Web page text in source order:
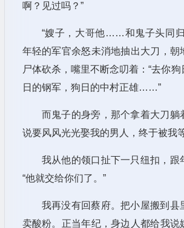
啊？见过吗？”
“嫂子，大哥他……和鬼子头同
年轻的军官余怒未消地抽出大刀，朝
尸体砍杀，嘴里不断念叨着：“去你
日的钢军，狗日的中村正雄……”
而鬼子的身旁，那个拿着大刀躺
说要风风光光娶我的男人，终于被我
我从他的领口扯下一只纽扣，跟
“他就交给你们了。”
我再没有回蔡府。把小屋搬到县
卖酸粉。正当年纪，身边人都给我说